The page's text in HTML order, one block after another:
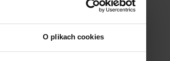
O plikach cookies